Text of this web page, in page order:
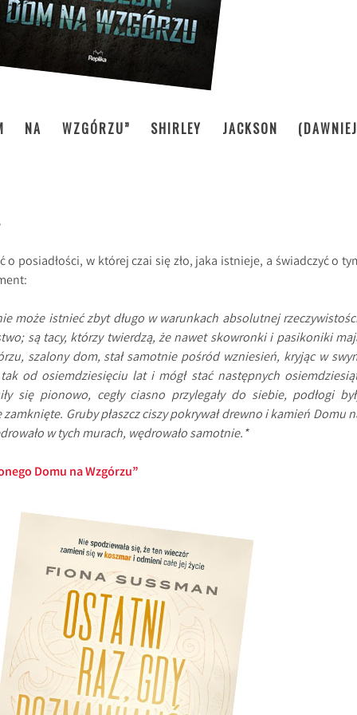
NA WZGÓRZU” SHIRLEY JACKSON
posiadłości, w której czai się zło, jaka istnieje, a świadczyć o
może istnieć zbyt długo w warunkach absolutnej
są tacy, którzy twierdzą, że nawet skowronki i pasikoniki
szalony dom, stał samotnie pośród wzniesień, kryjąc w
od osiemdziesięciu lat i mógł stać następnych
się pionowo, cegły ciasno przylegały do siebie, podłogi
Gruby płaszcz ciszy pokrywał drewno i kamień Domu
w tych murach, wędrowało samotnie.*
Domu na Wzgórzu”